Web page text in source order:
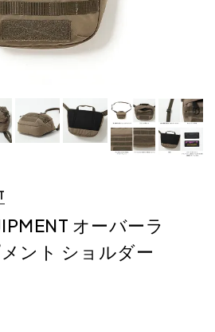
オーバーラ
ント ショルダー